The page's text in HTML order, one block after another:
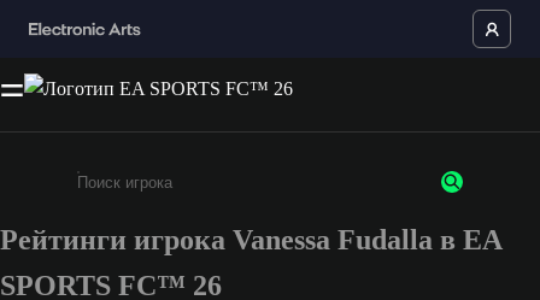
Введите не менее 3 символов или цифр
Рейтинги игрока Vanessa Fudalla в EA
SPORTS FC™ 26